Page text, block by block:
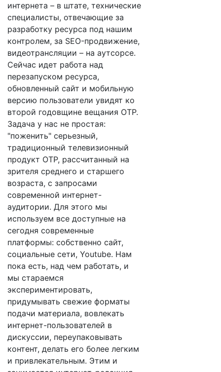
интернета – в штате, технические
специалисты, отвечающие за
разработку ресурса под нашим
контролем, за SEO-продвижение,
видеотрансляции – на аутсорсе.
Сейчас идет работа над
перезапуском ресурса,
обновленный сайт и мобильную
версию пользователи увидят ко
второй годовщине вещания ОТР.
Задача у нас не простая:
"поженить" серьезный,
традиционный телевизионный
продукт ОТР, рассчитанный на
зрителя среднего и старшего
возраста, с запросами
современной интернет-
аудитории. Для этого мы
используем все доступные на
сегодня современные
платформы: собственно сайт,
социальные сети, Youtube. Нам
пока есть, над чем работать, и
мы стараемся
экспериментировать,
придумывать свежие форматы
подачи материала, вовлекать
интернет-пользователей в
дискуссии, переупаковывать
контент, делать его более легким
и привлекательным. Этим и